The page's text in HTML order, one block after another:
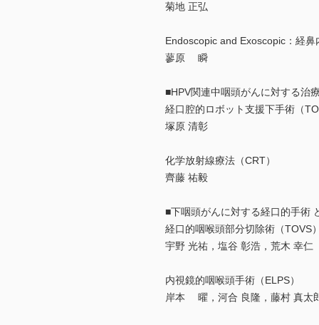
菊地 正弘
Endoscopic and Exoscopic：経
蓼原 瞬
■HPV関連中咽頭がんに対する
経口腔的ロボット支援下手術（
塚原 清彰
化学放射線療法（CRT）
齊藤 祐毅
■下咽頭がんに対する経口的手
経口的咽喉頭部分切除術（TOVS
宇野 光祐，塩谷 彰浩，荒木 幸仁
内視鏡的咽喉頭手術（ELPS）
岸本 曜，河合 良隆，藤村 真太